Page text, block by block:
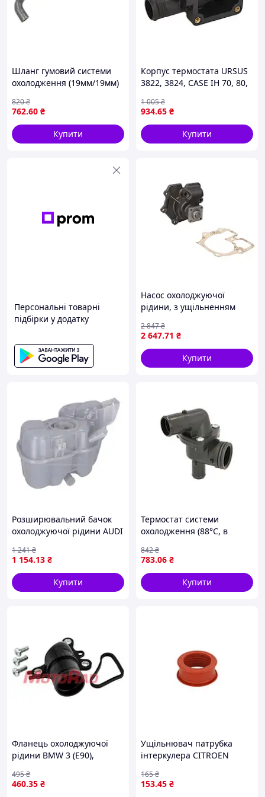
Шланг гумовий системи
охолодження (19мм/19мм)
07.99-06.05 SASIC 3406149
762.60 ₴
820₴
Купити
Корпус термостата URSUS
3822, 3824, CASE IH 70, 80,
CATERPILLAR 416 C, 428 C,
438 C, PF290B, CLAAS 907,
934.65 ₴
1 005₴
Купити
Персональні товарні
підбірки у додатку
Насос охолоджуючої
рідини, з ущільненням
TOURNEO, LDV CONVOY
2.4D/2.5D 10.83-04.09 SKF
VKPC 84618
2 647.71 ₴
2 847₴
Купити
Розширювальний бачок
охолоджуючої рідини AUDI
FORD CAPRI, FORD USA
EXPLORER, SKODA ENYAQ
IV, VW ID.3, ID.4,
1 154.13 ₴
1 241₴
Купити
Термостат системи
охолодження (88°C, в
2.0D 08.00-05.06
THERMOTEC D2G010TT
783.06 ₴
842₴
Купити
Фланець охолоджуючої
рідини BMW 3 (E90),
NISSAN PRIMASTAR,
QASHQAI +2, QASHQAI I, X-
460.35 ₴
495₴
Ущільнювач патрубка
інтеркулера CITROEN
MULTISPACE, C2, C3 I, C3 II,
C3 PICASSO, C4, C4 GRAND
153.45 ₴
165₴